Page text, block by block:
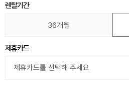
렌탈기간
36개월
제휴카드